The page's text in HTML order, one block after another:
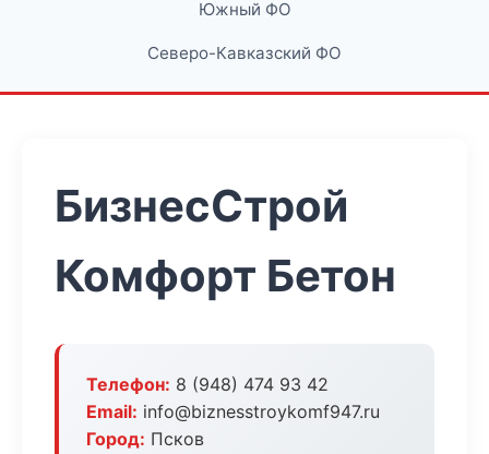
Южный ФО
Северо-Кавказский ФО
БизнесСтрой
Комфорт Бетон
Телефон: 8 (948) 474 93 42
Email: info@biznesstroykomf947.ru
Город: Псков